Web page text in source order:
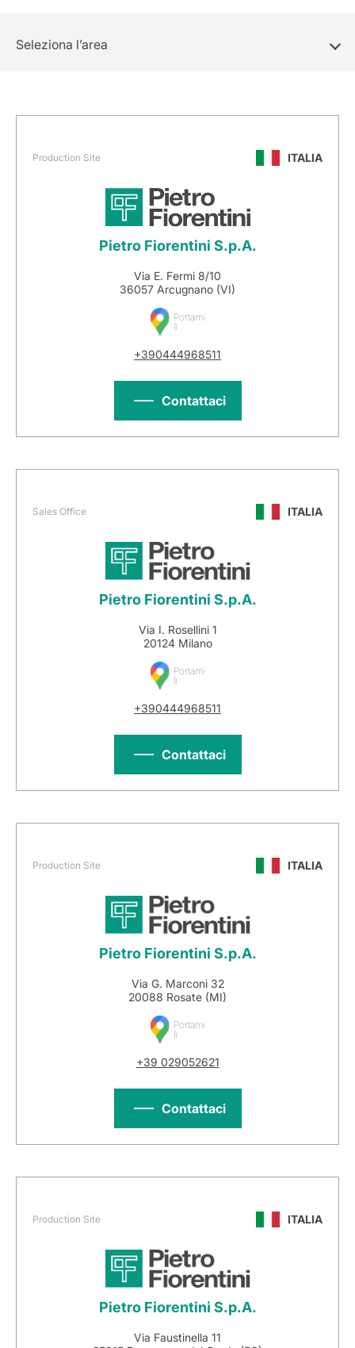
Seleziona l’area
Production Site ITALIA
Pietro Fiorentini S.p.A.
Via E. Fermi 8/10
36057 Arcugnano (VI)
Portami
lì
+390444968511
Contattaci
Sales Office ITALIA
Pietro Fiorentini S.p.A.
Via I. Rosellini 1
20124 Milano
Portami
lì
+390444968511
Contattaci
Production Site ITALIA
Pietro Fiorentini S.p.A.
Via G. Marconi 32
20088 Rosate (MI)
Portami
lì
+39 029052621
Contattaci
Production Site ITALIA
Pietro Fiorentini S.p.A.
Via Faustinella 11